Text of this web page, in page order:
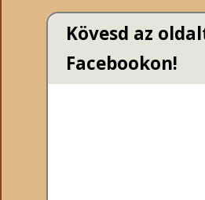
Kövesd az
Facebookon!